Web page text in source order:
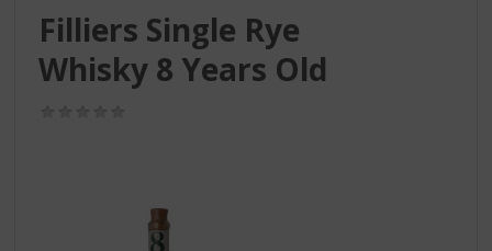
Filliers Single Rye
Whisky 8 Years Old